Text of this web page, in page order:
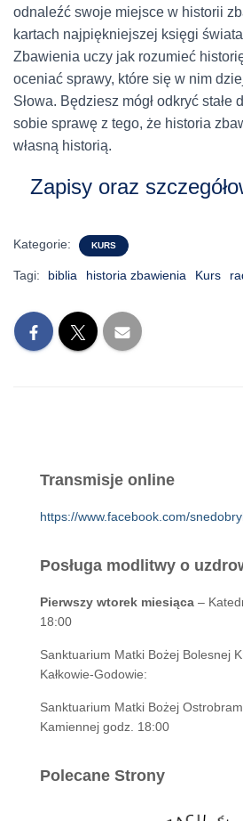
odnaleźć swoje miejsce w historii
kartach najpiękniejszej księgi
Zbawienia uczy jak rozumieć
oceniać sprawy, które się w nim
Słowa. Będziesz mógł odkryć stałe
sobie sprawę z tego, że historia
własną historią.
Zapisy oraz
Kategorie: KURS
Tagi: biblia historia zbawienia Kurs
Transmisje online
https://www.facebook.com/
Posługa modlitwy o
Pierwszy wtorek miesiąca –
18:00
Sanktuarium Matki Bożej Bolesnej
Kałkowie-Godowie:
Sanktuarium Matki Bożej
Kamiennej godz. 18:00
Polecane Strony